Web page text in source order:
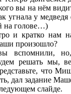
вы на нём
угнала у медведя
на голове…)
и кратко нам
произошло?
вспомнили,
решать мы,
что
дал задание
слайде.